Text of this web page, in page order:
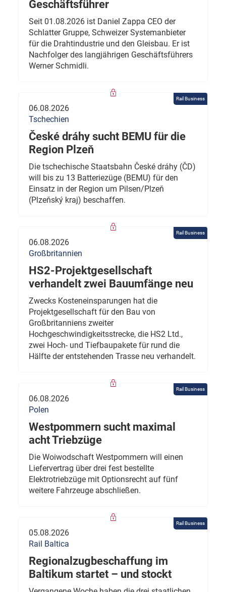
Geschäftsführer
Seit 01.08.2026 ist Daniel Zappa CEO der
Schlatter Gruppe, Schweizer Systemanbieter
für die Drahtindustrie und den Gleisbau. Er ist
Nachfolger des langjährigen Geschäftsführers
Werner Schmidli.
Rail Business
06.08.2026
Tschechien
České dráhy sucht BEMU für die
Region Plzeň
Die tschechische Staatsbahn České dráhy (ČD)
will bis zu 13 Batteriezüge (BEMU) für den
Einsatz in der Region um Pilsen/Plzeň
(Plzeňský kraj) beschaffen.
Rail Business
06.08.2026
Großbritannien
HS2-Projektgesellschaft
verhandelt zwei Bauumfänge neu
Zwecks Kosteneinsparungen hat die
Projektgesellschaft für den Bau von
Großbritanniens zweiter
Hochgeschwindigkeitsstrecke, die HS2 Ltd.,
zwei Hoch- und Tiefbaupakete für rund die
Hälfte der entstehenden Trasse neu verhandelt.
Rail Business
06.08.2026
Polen
Westpommern sucht maximal
acht Triebzüge
Die Woiwodschaft Westpommern will einen
Liefervertrag über drei fest bestellte
Elektrotriebzüge mit Optionsrecht auf fünf
weitere Fahrzeuge abschließen.
Rail Business
05.08.2026
Rail Baltica
Regionalzugbeschaffung im
Baltikum startet – und stockt